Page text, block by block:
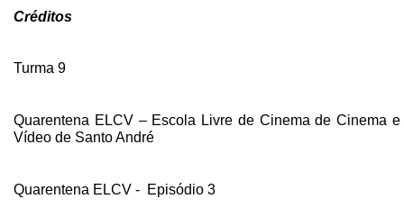
Créditos
Turma 9
Quarentena ELCV – Escola Livre de Cinema de Cinema e
Vídeo de Santo André
Quarentena ELCV - Episódio 3